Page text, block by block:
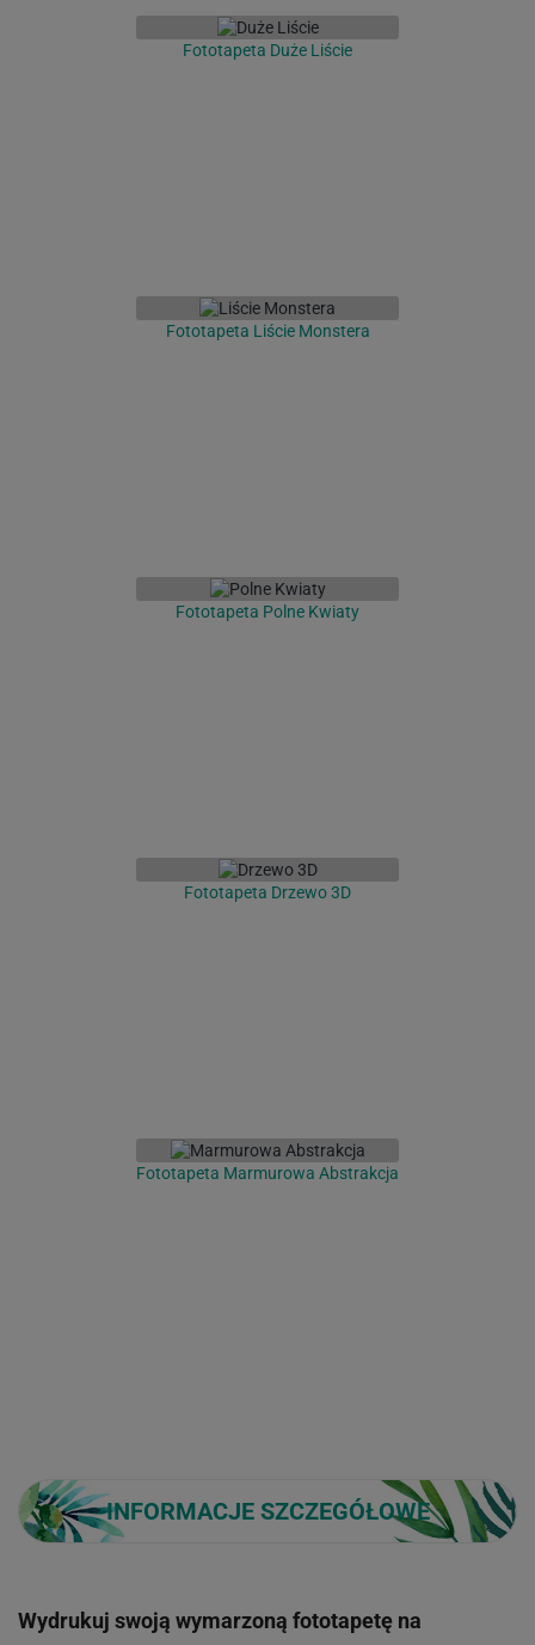
Fototapeta Duże Liście
Fototapeta Liście Monstera
Fototapeta Polne Kwiaty
Fototapeta Drzewo 3D
Fototapeta Marmurowa Abstrakcja
INFORMACJE SZCZEGÓŁOWE
Wydrukuj swoją wymarzoną fototapetę na